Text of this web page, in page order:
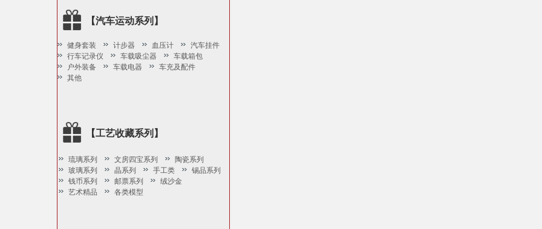
琉璃系列 文房四宝系列
陶瓷系列
玻璃系列
晶系列 手工类
锡品系列
钱币系列
邮票系列
绒沙金
艺术精品
各类模型
健身套装 计步器 血压计
汽车挂件
行车记录仪
车载吸尘器
车载箱包
户外装备
车载电器
车充及配件
其他
【汽车运动系列】
【工艺收藏系列】